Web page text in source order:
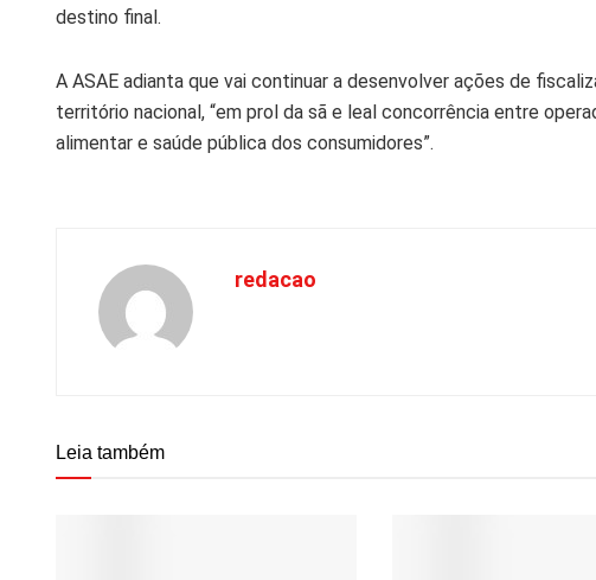
destino final.
A ASAE adianta que vai continuar a desenvolver ações de
território nacional, “em prol da sã e leal concorrência entre
alimentar e saúde pública dos consumidores”.
redacao
Leia também